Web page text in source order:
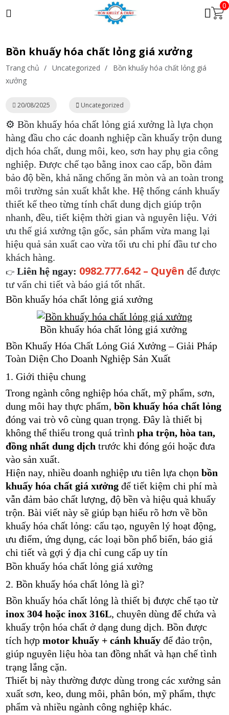
0
Bồn khuấy hóa chất lỏng giá xưởng
Trang chủ / Uncategorized /
Bồn khuấy hóa chất lỏng giá
xưởng
20/08/2025 Uncategorized
⚙️ Bồn khuấy hóa chất lỏng giá xưởng là lựa chọn
hàng đầu cho các doanh nghiệp cần khuấy trộn dung
dịch hóa chất, dung môi, keo, sơn hay phụ gia công
nghiệp. Được chế tạo bằng inox cao cấp, bồn đảm
bảo độ bền, khả năng chống ăn mòn và an toàn trong
môi trường sản xuất khắt khe. Hệ thống cánh khuấy
thiết kế theo từng tính chất dung dịch giúp trộn
nhanh, đều, tiết kiệm thời gian và nguyên liệu. Với
ưu thế giá xưởng tận gốc, sản phẩm vừa mang lại
hiệu quả sản xuất cao vừa tối ưu chi phí đầu tư cho
khách hàng.
👉Liên hệ ngay: 0982.777.642 – Quyên để được
tư vấn chi tiết và báo giá tốt nhất.
Bồn khuấyhóa chất lỏng giá xưởng
Bồn khuấyhóa chất lỏng giá xưởng
Bồn Khuấy Hóa Chất Lỏng Giá Xưởng – Giải Pháp
Toàn Diện Cho Doanh Nghiệp Sản Xuất
1. Giới thiệu chung
Trong ngành công nghiệp hóa chất, mỹ phẩm, sơn,
dung môi hay thực phẩm, bồn khuấy hóa chất lỏng
đóng vai trò vô cùng quan trọng. Đây là thiết bị
không thể thiếu trong quá trình pha trộn, hòa tan,
đồng nhất dung dịch trước khi đóng gói hoặc đưa
vào sản xuất.
Hiện nay, nhiều doanh nghiệp ưu tiên lựa chọn bồn
khuấy hóa chất giá xưởngđể tiết kiệm chi phí mà
vẫn đảm bảo chất lượng, độ bền và hiệu quả khuấy
trộn. Bài viết này sẽ giúp bạn hiểu rõ hơn về bồn
khuấy hóa chất lỏng: cấu tạo, nguyên lý hoạt động,
ưu điểm, ứng dụng, các loại bồn phổ biến, báo giá
chi tiết và gợi ý địa chỉ cung cấp uy tín
Bồn khuấy hóa chất lỏng giá xưởng
2. Bồn khuấy hóa chất lỏng là gì?
Bồn khuấy hóa chất lỏng là thiết bị được chế tạo từ
inox 304 hoặc inox 316L, chuyên dùng để chứa và
khuấy trộn hóa chất ở dạng dung dịch. Bồn được
tích hợp motor khuấy + cánh khuấyđể đảo trộn,
giúp nguyên liệu hòa tan đồng nhất và hạn chế tình
trạng lắng cặn.
Thiết bị này thường được dùng trong các xưởng sản
xuất sơn, keo, dung môi, phân bón, mỹ phẩm, thực
phẩm và nhiều ngành công nghiệp khác.